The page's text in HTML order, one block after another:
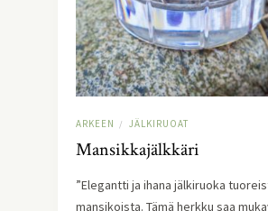
ARKEEN / JÄLKIRUOAT
Mansikkajälkkäri
”Elegantti ja ihana jälkiruoka
mansikoista. Tämä herkku saa